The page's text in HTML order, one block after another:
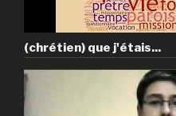
(chrétien) que j'étais...